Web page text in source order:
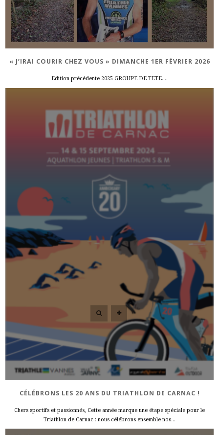
« J’IRAI COURIR CHEZ VOUS » DIMANCHE 1ER FÉVRIER 2026
Edition précédente 2025 GROUPE DE TETE….
CÉLÉBRONS LES 20 ANS DU TRIATHLON DE CARNAC !
Chers sportifs et passionnés, Cette année marque une étape spéciale pour le
Triathlon de Carnac : nous célébrons ensemble nos...